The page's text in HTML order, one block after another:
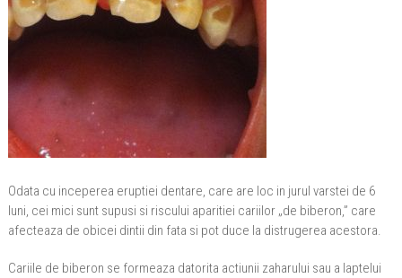
Odata cu inceperea eruptiei dentare, care are loc in jurul varstei de 6
luni, cei mici sunt supusi si riscului aparitiei cariilor „de biberon,” care
afecteaza de obicei dintii din fata si pot duce la distrugerea acestora.
Cariile de biberon se formeaza datorita actiunii zaharului sau a laptelui